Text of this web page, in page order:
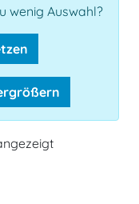
wenig Auswahl?